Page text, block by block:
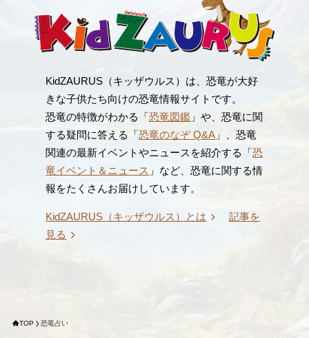
KidZAURUS（キッザウルス）は、恐竜が大好
きな子供たち向けの恐竜情報サイトです。
恐竜の特徴がわかる「恐竜図鑑 」や、恐竜に関
する疑問に答える「恐竜のなぞ Q&A 」、恐竜
関連の最新イベントやニュースを紹介する「恐
竜イベント＆ニュース 」など、恐竜に関する情
報をたくさんお届けしています。
KidZAURUS（キッザウルス）とは
記事を
見る
TOP 恐竜占い